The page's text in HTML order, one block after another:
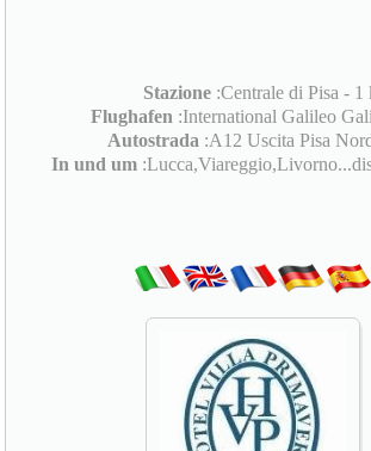
Stazione:Centrale di Pisa - 1
Flughafen :International Galileo
Autostrada :A12 Uscita Pisa
In und um